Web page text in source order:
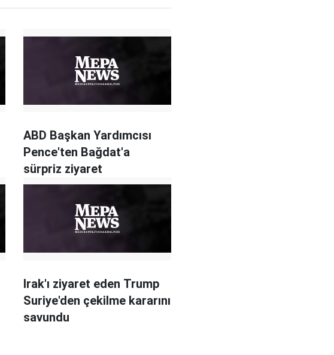
ABD Başkan Yardımcısı
Pence'ten Bağdat'a
sürpriz ziyaret
Irak'ı ziyaret eden Trump
Suriye'den çekilme kararını
savundu